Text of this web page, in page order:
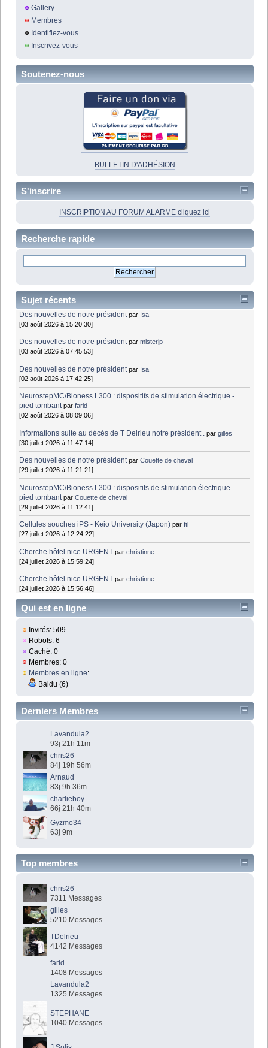
Gallery
Membres
Identifiez-vous
Inscrivez-vous
Soutenez-nous
BULLETIN D'ADHÉSION
S'inscrire
INSCRIPTION AU FORUM ALARME cliquez ici
Recherche rapide
Sujet récents
Des nouvelles de notre président par Isa
[03 août 2026 à 15:20:30]
Des nouvelles de notre président parmisterjp
[03 août 2026 à 07:45:53]
Des nouvelles de notre président par Isa
[02 août 2026 à 17:42:25]
NeurostepMC/Bioness L300 : dispositifs de stimulation électrique -
pied tombant parfarid
[02 août 2026 à 08:09:06]
Informations suite au décès de T Delrieu notre président . pargilles
[30 juillet 2026 à 11:47:14]
Des nouvelles de notre président parCouette de cheval
[29 juillet 2026 à 11:21:21]
NeurostepMC/Bioness L300 : dispositifs de stimulation électrique -
pied tombant parCouette de cheval
[29 juillet 2026 à 11:12:41]
Cellules souches iPS - Keio University (Japon) parfti
[27 juillet 2026 à 12:24:22]
Cherche hôtel nice URGENT parchristinne
[24 juillet 2026 à 15:59:24]
Cherche hôtel nice URGENT parchristinne
[24 juillet 2026 à 15:56:46]
Qui est en ligne
Invités: 509
Robots: 6
Caché: 0
Membres: 0
Membres en ligne:
Baidu (6)
Derniers Membres
Lavandula2
93j 21h 11m
chris26
84j 19h 56m
Arnaud
83j 9h 36m
charlieboy
66j 21h 40m
Gyzmo34
63j 9m
Top membres
chris26
7311 Messages
gilles
5210 Messages
TDelrieu
4142 Messages
farid
1408 Messages
Lavandula2
1325 Messages
STEPHANE
1040 Messages